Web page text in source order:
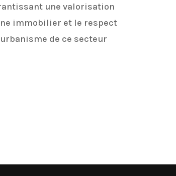
une valorisation
immobilier et le respect
de ce secteur